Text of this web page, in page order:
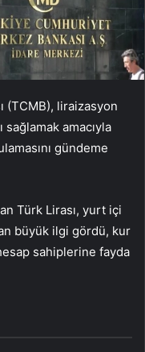
(TCMB), liraizasyon
amacıyla
gündeme
Türk Lirası, yurt içi
büyük ilgi gördü, kur
sahiplerine fayda